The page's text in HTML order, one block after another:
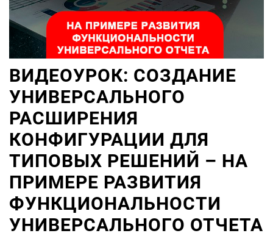
ВИДЕОУРОК: СОЗДАНИЕ
УНИВЕРСАЛЬНОГО
РАСШИРЕНИЯ
КОНФИГУРАЦИИ ДЛЯ
ТИПОВЫХ РЕШЕНИЙ – НА
ПРИМЕРЕ РАЗВИТИЯ
ФУНКЦИОНАЛЬНОСТИ
УНИВЕРСАЛЬНОГО ОТЧЕТА